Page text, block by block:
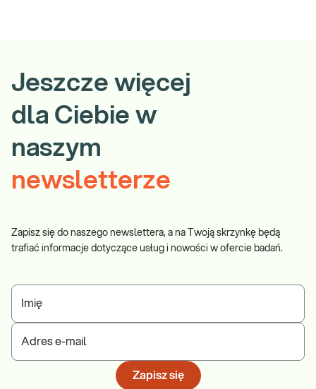
Jeszcze więcej
dla Ciebie w
naszym
newsletterze
Zapisz się do naszego newslettera, a na Twoją skrzynkę będą
trafiać informacje dotyczące usług i nowości w ofercie badań.
Imię
Adres e-mail
Zapisz się